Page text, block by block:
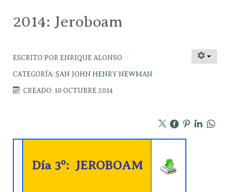
2014: Jeroboam
ESCRITO POR ENRIQUE ALONSO
CATEGORÍA: SAN JOHN HENRY NEWMAN
CREADO: 10 OCTUBRE 2014
Día 3º: JEROBOAM